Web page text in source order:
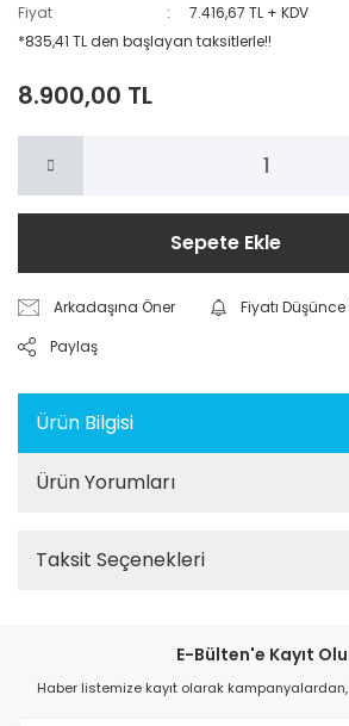
Fiyat
7.416,67 TL + KDV
*835,41 TL den başlayan taksitlerle!!
8.900,00 TL
Sepete Ekle
Arkadaşına Öner
Fiyatı
Paylaş
Ürün Bilgisi
Ürün Yorumları
Taksit Seçenekleri
E-Bülten'e Kayıt
Haber listemize kayıt olarak